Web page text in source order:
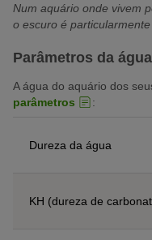
Num aquário onde vivem
o escuro é
Parâmetros da água
A água do aquário dos
parâmetros
:
Dureza da água
KH (dureza de